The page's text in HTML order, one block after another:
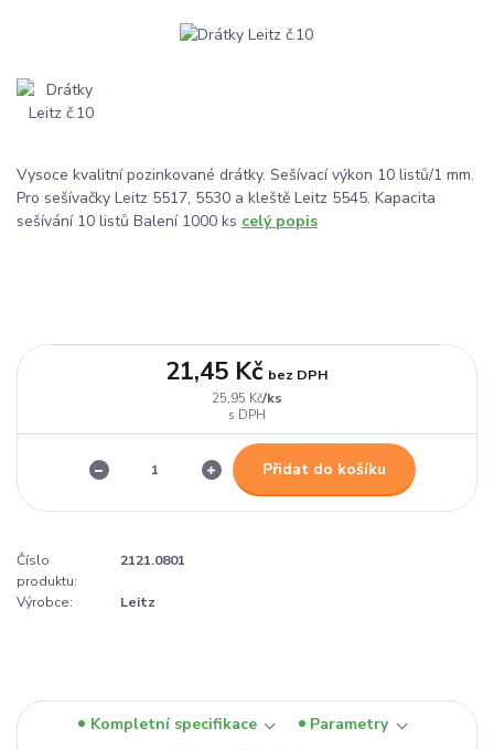
Vysoce kvalitní pozinkované drátky. Sešívací výkon 10 listů/1 mm.
Pro sešívačky Leitz 5517, 5530 a kleště Leitz 5545. Kapacita
sešívání 10 listů Balení 1000 ks celý popis
25,95 Kč/ks
21,45 Kč bez DPH
Přidat do košíku
Číslo
produktu:
2121.0801
Výrobce: Leitz
Kompletní specifikace
Parametry